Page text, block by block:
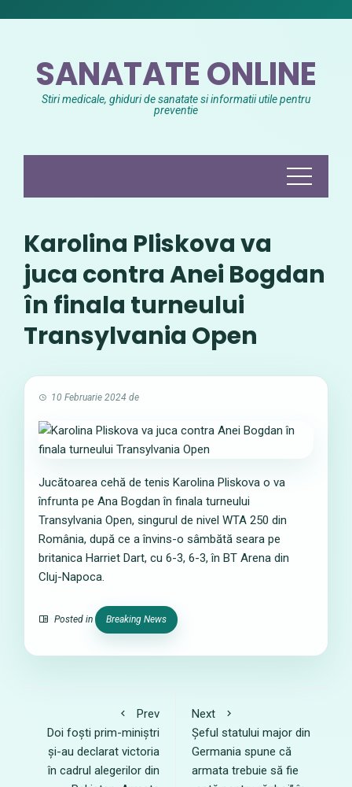
SANATATE ONLINE
Stiri medicale, ghiduri de sanatate si informatii utile pentru
preventie
Karolina Pliskova va
juca contra Anei Bogdan
în finala turneului
Transylvania Open
10 Februarie 2024 de
Jucătoarea cehă de tenis Karolina Pliskova o va
înfrunta pe Ana Bogdan în finala turneului
Transylvania Open, singurul de nivel WTA 250 din
România, după ce a învins-o sâmbătă seara pe
britanica Harriet Dart, cu 6-3, 6-3, în BT Arena din
Cluj-Napoca.
Posted in Breaking News
Prev
Doi foști prim-miniștri
și-au declarat victoria
în cadrul alegerilor din
Next
Șeful statului major din
Germania spune că
armata trebuie să fie